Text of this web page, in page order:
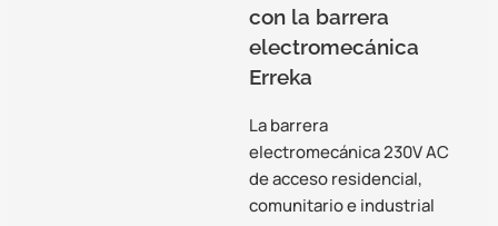
con la barrera
electromecánica
Erreka
La barrera
electromecánica 230V AC
de acceso residencial,
comunitario e industrial